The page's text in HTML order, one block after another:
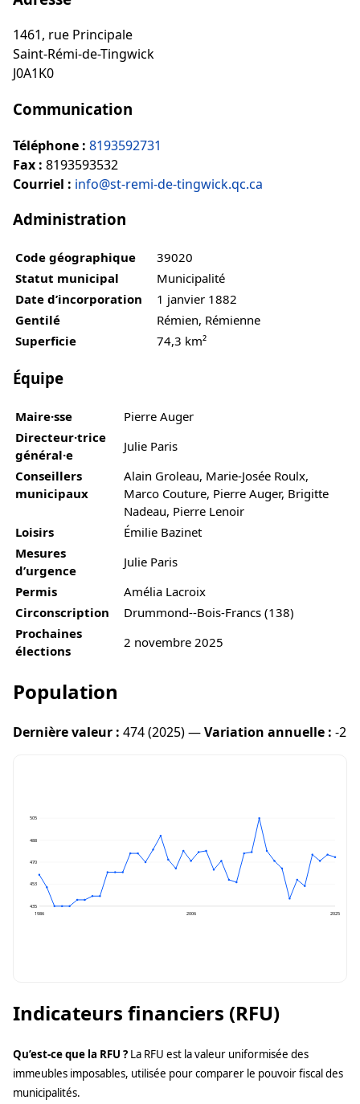
1461, rue Principale
Saint-Rémi-de-Tingwick
J0A1K0
Communication
Téléphone : 8193592731
Fax : 8193593532
Courriel : info@st-remi-de-tingwick.qc.ca
Administration
Code géographique
39020
Statut municipal
Municipalité
Date d’incorporation
1 janvier 1882
Gentilé
Rémien, Rémienne
Superficie
74,3 km²
Équipe
Maire·sse
Pierre Auger
Directeur·trice
général·e
Julie Paris
Conseillers
municipaux
Alain Groleau, Marie-Josée Roulx,
Marco Couture, Pierre Auger, Brigitte
Nadeau, Pierre Lenoir
Loisirs
Émilie Bazinet
Mesures
d’urgence
Julie Paris
Permis
Amélia Lacroix
Circonscription
Drummond--Bois-Francs (138)
Prochaines
élections
2 novembre 2025
Population
Dernière valeur : 474 (2025) —Variation annuelle : -2
505
488
470
453
435
1986
2006 2025
Indicateurs financiers (RFU)
Qu’est-ce que la RFU ? La RFU est la valeur uniformisée des
immeubles imposables, utilisée pour comparer le pouvoir fiscal des
municipalités.